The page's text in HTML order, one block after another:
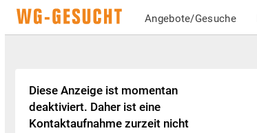
Angebote/Gesuche
Diese Anzeige ist momentan
deaktiviert. Daher ist eine
Kontaktaufnahme zurzeit nicht